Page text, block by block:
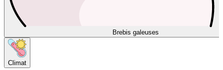
Brebis galeuses
Climat